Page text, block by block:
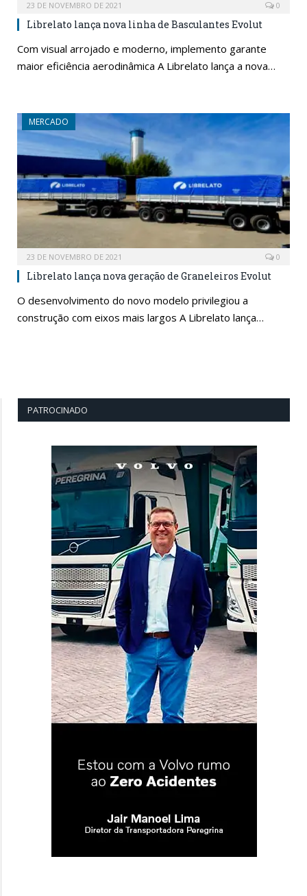
23 DE NOVEMBRO DE 2021 0
Librelato lança nova linha de Basculantes Evolut
Com visual arrojado e moderno, implemento garante
maior eficiência aerodinâmica A Librelato lança a nova…
MERCADO
23 DE NOVEMBRO DE 2021 0
Librelato lança nova geração de Graneleiros Evolut
O desenvolvimento do novo modelo privilegiou a
construção com eixos mais largos A Librelato lança…
PATROCINADO